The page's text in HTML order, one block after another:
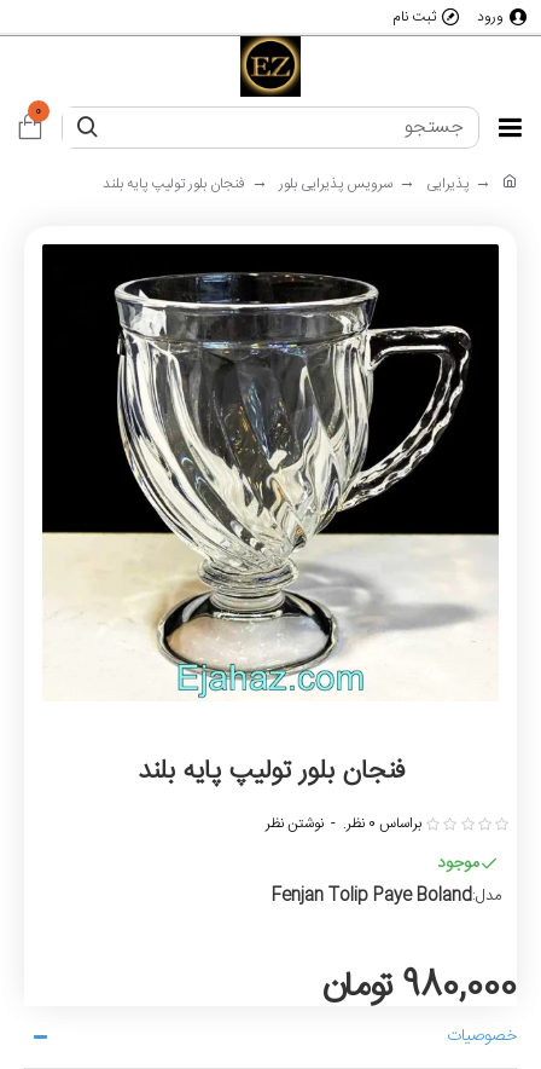
ورود ثبت نام
0
پذیرایی سرویس پذیرایی بلور فنجان بلور تولیپ پایه بلند
فنجان بلور تولیپ پایه بلند
موجود
مدل:Fenjan Tolip Paye Boland
براساس 0 نظر. - نوشتن نظر
980,000 تومان
خصوصیات